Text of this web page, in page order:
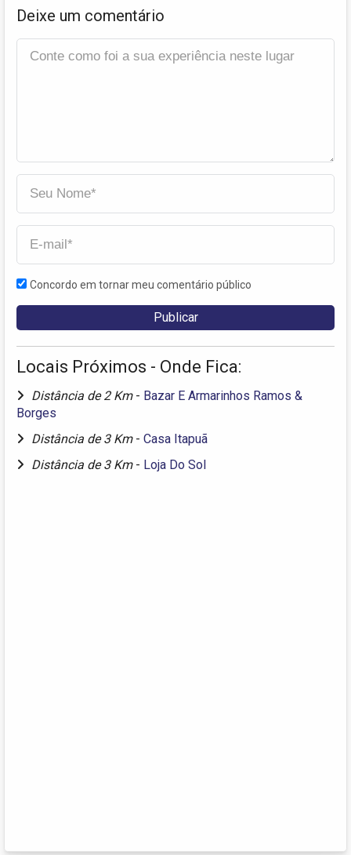
Deixe um comentário
Concordo em tornar meu comentário público
Locais Próximos - Onde Fica:
Distância de 2 Km - Bazar E Armarinhos Ramos &
Borges
Distância de 3 Km - Casa Itapuã
Distância de 3 Km - Loja Do Sol